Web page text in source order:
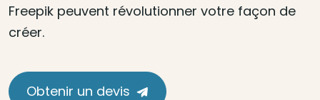
Freepik peuvent révolutionner votre façon de
créer.
Obtenir un devis